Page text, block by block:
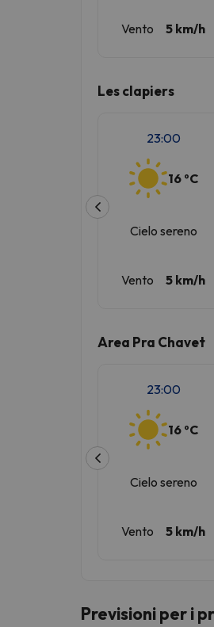
Vento 5 km/h
Les clapiers
23:00
16 ºC
Cielo sereno
Vento 5 km/h
Area Pra Chavet
23:00
16 ºC
Cielo sereno
Vento 5 km/h
Previsioni per i